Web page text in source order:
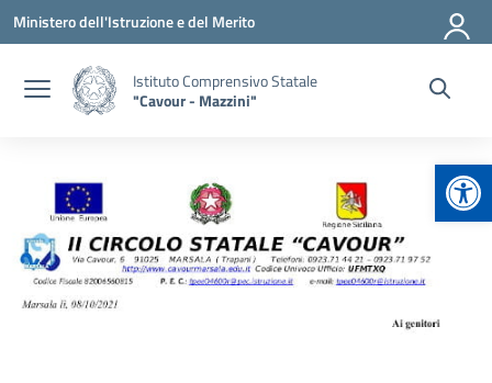
Vai ai contenuti
Vai al menu di navigazione
Vai al footer
Ministero dell'Istruzione e del Merito
Istituto Comprensivo Statale
"Cavour - Mazzini"